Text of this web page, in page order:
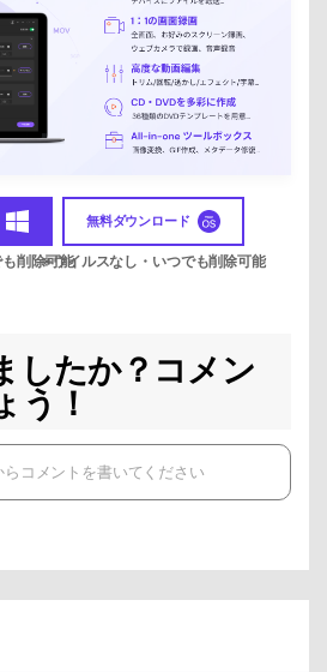
無料ダウンロード
したか？コメン
う！
コメントを書いてください